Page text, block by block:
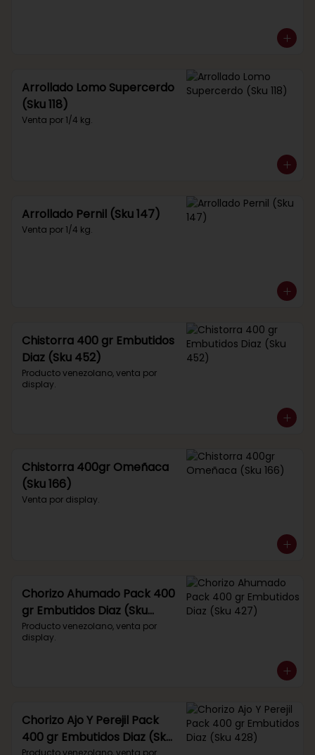
Arrollado Lomo Supercerdo
(Sku 118)
Venta por 1/4 kg.
Arrollado Pernil (Sku 147)
Venta por 1/4 kg.
Chistorra 400 gr Embutidos
Diaz (Sku 452)
Producto venezolano, venta por
display.
Chistorra 400gr Omeñaca
(Sku 166)
Venta por display.
Chorizo Ahumado Pack 400
gr Embutidos Diaz (Sku
427)
Producto venezolano, venta por
display.
Chorizo Ajo Y Perejil Pack
400 gr Embutidos Diaz (Sku
Producto venezolano, venta por